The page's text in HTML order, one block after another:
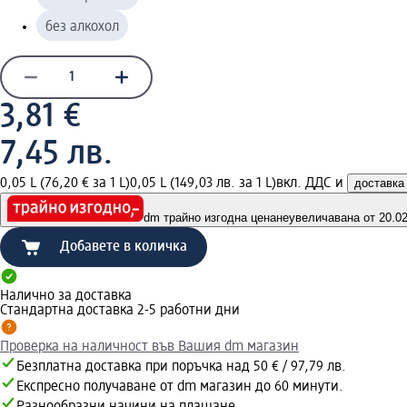
без алкохол
3,81 €
7,45 лв.
0,05 L (76,20 € за 1 L)0,05 L (149,03 лв. за 1 L)вкл. ДДС и доставка
dm трайно изгодна ценанеувеличавана от
Добавете в количка
Налично за доставка
Стандартна доставка 2-5 работни дни
Проверка на наличност във Вашия dm магазин
Безплатна доставка при поръчка над 50 € / 97,79 лв.
Експресно получаване от dm магазин до 60 минути.